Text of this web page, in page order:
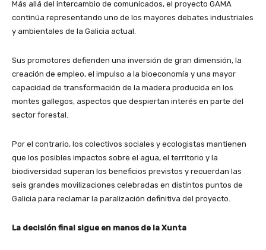
Más allá del intercambio de comunicados, el proyecto GAMA
continúa representando uno de los mayores debates industriales
y ambientales de la Galicia actual.
Sus promotores defienden una inversión de gran dimensión, la
creación de empleo, el impulso a la bioeconomía y una mayor
capacidad de transformación de la madera producida en los
montes gallegos, aspectos que despiertan interés en parte del
sector forestal.
Por el contrario, los colectivos sociales y ecologistas mantienen
que los posibles impactos sobre el agua, el territorio y la
biodiversidad superan los beneficios previstos y recuerdan las
seis grandes movilizaciones celebradas en distintos puntos de
Galicia para reclamar la paralización definitiva del proyecto.
La decisión final sigue en manos de la Xunta